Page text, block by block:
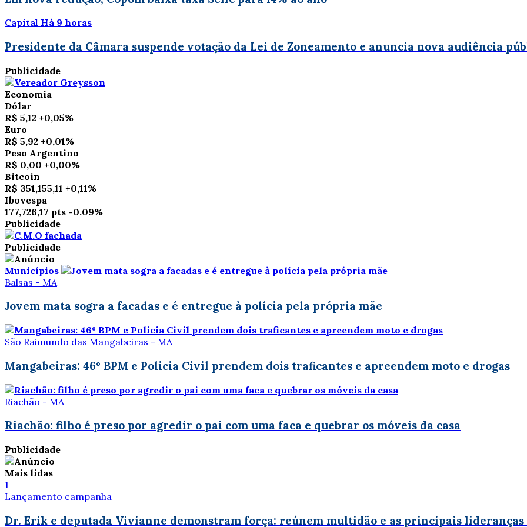
Capital Há 9 horas
Presidente da Câmara suspende votação da Lei de Zoneamento e anuncia nova audiência
Publicidade
Economia
Dólar
R$ 5,12 +0,05%
Euro
R$ 5,92 +0,01%
Peso Argentino
R$ 0,00 +0,00%
Bitcoin
R$ 351,155,11 +0,11%
Ibovespa
177,726,17 pts -0.09%
Publicidade
Publicidade
Municípios
Balsas - MA
Jovem mata sogra a facadas e é entregue à polícia pela própria mãe
São Raimundo das Mangabeiras - MA
Mangabeiras: 46º BPM e Policia Civil prendem dois traficantes e apreendem moto e drogas
Riachão - MA
Riachão: filho é preso por agredir o pai com uma faca e quebrar os móveis da casa
Publicidade
Mais lidas
1
Lançamento campanha
Dr. Erik e deputada Vivianne demonstram força: reúnem multidão e as principais lideranças